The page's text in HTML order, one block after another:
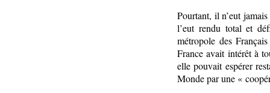
Pourtant, il n’eut
l’eut rendu total et
métropole des
France avait intérêt à
elle pouvait espérer
Monde par une «